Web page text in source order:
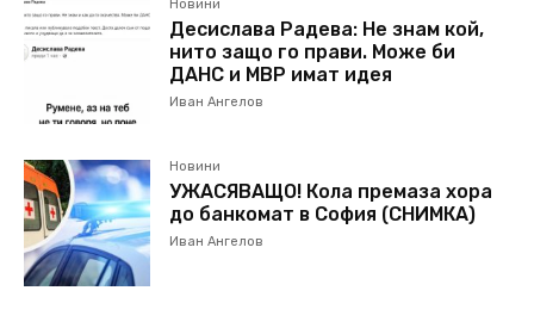
Новини
Десислава Радева: Не знам кой,
нито защо го прави. Може би
ДАНС и МВР имат идея
Иван Ангелов
Новини
УЖАСЯВАЩО! Кола премаза хора
до банкомат в София (СНИМКА)
Иван Ангелов